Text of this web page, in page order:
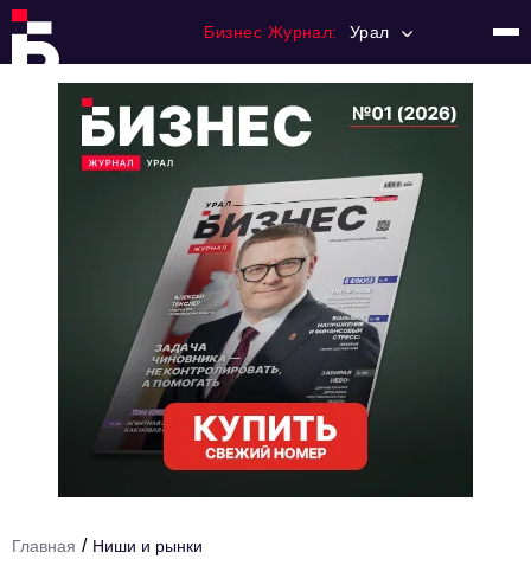
Бизнес Журнал: Урал
Тема номера
Инфраструктура развития
Главная / Ниши и рынки